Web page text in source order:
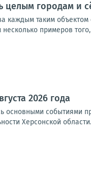
целым городам и
таким
примеров
2026 года
основными
Херсонской